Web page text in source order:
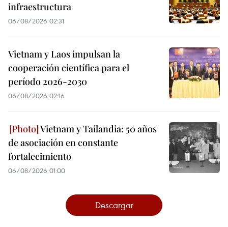
infraestructura
06/08/2026 02:31
Vietnam y Laos impulsan la
cooperación científica para el
período 2026-2030
06/08/2026 02:16
Vietnam y Tailandia: 50 años
de asociación en constante
fortalecimiento
06/08/2026 01:00
Descargar